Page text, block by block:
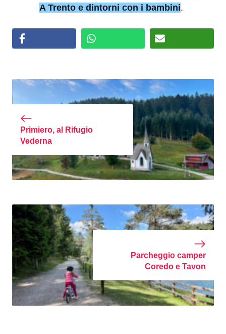
A Trento e dintorni con i bambini.
Primiero, al Rifugio
Vederna
Parcheggio camper
Coredo e Tavon